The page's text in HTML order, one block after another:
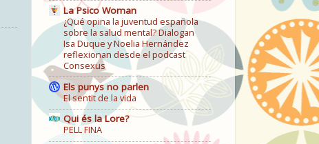
La Psico Woman
¿Qué opina la juventud española
sobre la salud mental? Dialogan
Isa Duque y Noelia Hernández
reflexionan desde el podcast
Consexus
Els punys no parlen
El sentit de la vida
Qui és la Lore?
PELL FINA